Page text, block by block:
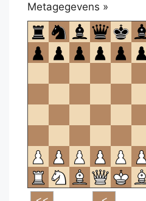
Metagegevens »
om
te
openen.